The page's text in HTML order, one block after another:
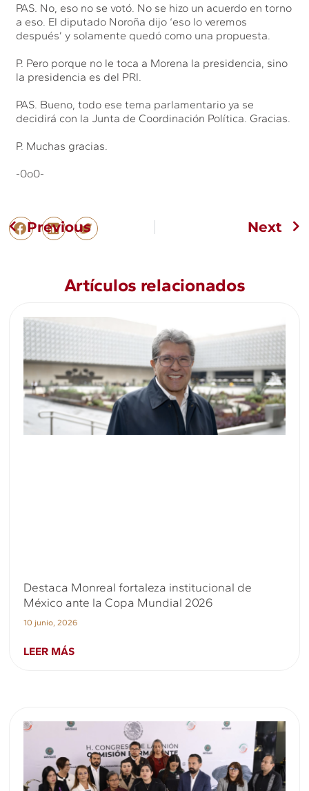
PAS. No, eso no se votó. No se hizo un acuerdo en torno
a eso. El diputado Noroña dijo ‘eso lo veremos
después’ y solamente quedó como una propuesta.
P. Pero porque no le toca a Morena la presidencia, sino
la presidencia es del PRI.
PAS. Bueno, todo ese tema parlamentario ya se
decidirá con la Junta de Coordinación Política. Gracias.
P. Muchas gracias.
-0o0-
Previous Next
Artículos relacionados
Destaca Monreal fortaleza institucional de
México ante la Copa Mundial 2026
10 junio, 2026
LEER MÁS